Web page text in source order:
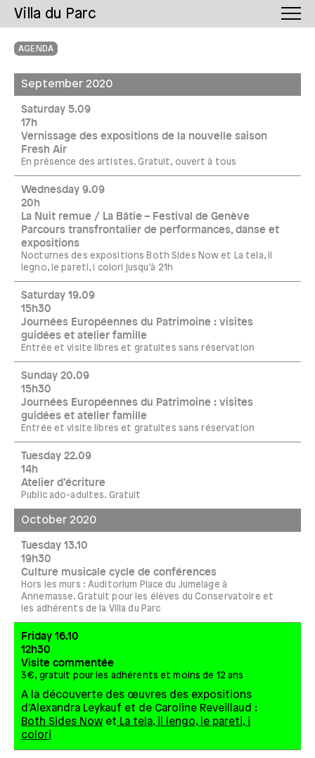
Villa du Parc
AGENDA
September 2020
Saturday 5.09
17h
Vernissage des expositions de la nouvelle saison
Fresh Air
En présence des artistes. Gratuit, ouvert à tous
Wednesday 9.09
20h
La Nuit remue / La Bâtie – Festival de Genève
Parcours transfrontalier de performances, danse et
expositions
Nocturnes des expositions Both Sides Now et La tela, il
legno, le pareti, i colori jusqu’à 21h
Saturday 19.09
15h30
Journées Européennes du Patrimoine : visites
guidées et atelier famille
Entrée et visite libres et gratuites sans réservation
Sunday 20.09
15h30
Journées Européennes du Patrimoine : visites
guidées et atelier famille
Entrée et visite libres et gratuites sans réservation
Tuesday 22.09
14h
Atelier d’écriture
Public ado-adultes. Gratuit
October 2020
Tuesday 13.10
19h30
Culture musicale cycle de conférences
Hors les murs : Auditorium Place du Jumelage à
Annemasse. Gratuit pour les élèves du Conservatoire et
les adhérents de la Villa du Parc
Friday 16.10
12h30
Visite commentée
3€, gratuit pour les adhérents et moins de 12 ans
A la découverte des œuvres des expositions
d’Alexandra Leykauf et de Caroline Reveillaud :
Both Sides Now et La tela, il lengo, le pareti, i
colori